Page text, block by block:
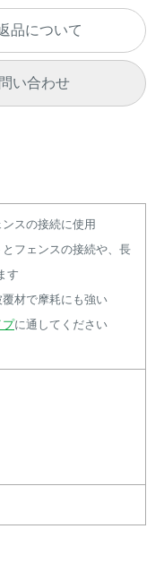
品について
い合わせ
スの接続に使用
フェンスの接続や、長
す
材で摩耗にも強い
プに通してください
ズミ・モグラ対策
・カラス対策
ラックバス・